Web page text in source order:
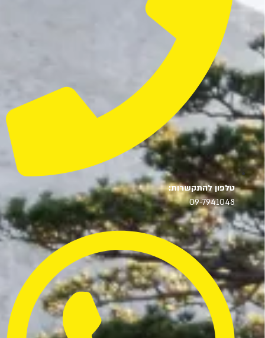
טלפון להתקשרות:
09-7941048